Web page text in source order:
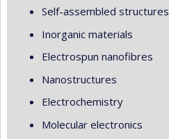
Self-assembled structures
Inorganic materials
Electrospun nanofibres
Nanostructures
Electrochemistry
Molecular electronics